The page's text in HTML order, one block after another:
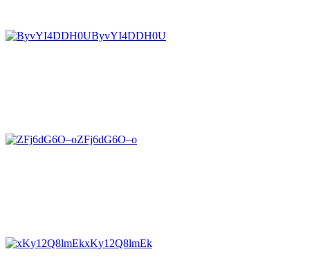
ByvYI4DDH0U
ZFj6dG6O–o
xKy12Q8lmEk